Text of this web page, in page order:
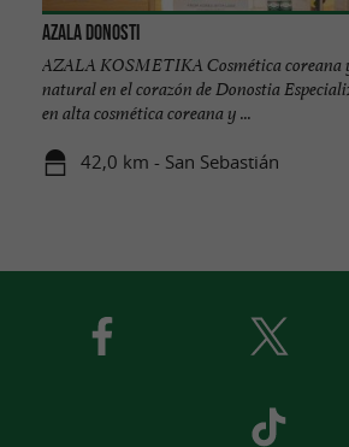
Azala Donosti
AZALA KOSMETIKA Cosmética coreana
natural en el corazón de Donostia
en alta cosmética coreana y ...
42,0 km - San Sebastián